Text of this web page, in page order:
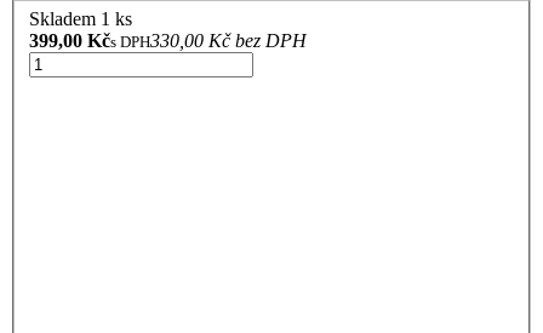
Skladem 1 ks
399,00 Kčs DPH330,00 Kč bez DPH